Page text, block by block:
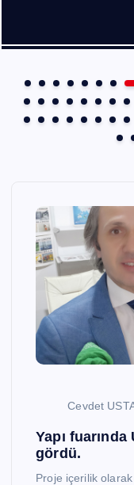
Cevdet
Yapı
gördü.
Proje içerilik